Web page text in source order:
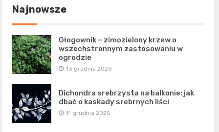
Najnowsze
Głogownik – zimozielony krzew o
wszechstronnym zastosowaniu w
ogrodzie
13 grudnia 2025
Dichondra srebrzysta na balkonie: jak
dbać o kaskady srebrnych liści
11 grudnia 2025